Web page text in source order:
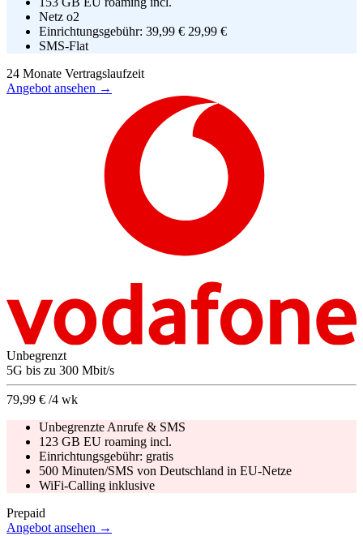
Netz o2
Einrichtungsgebühr: 39,99 € 29,99 €
SMS-Flat
24 Monate Vertragslaufzeit
Angebot ansehen →
Unbegrenzt
5G bis zu 300 Mbit/s
79,99 € /4 wk
Unbegrenzte Anrufe & SMS
123 GB EU roaming incl.
Einrichtungsgebühr: gratis
500 Minuten/SMS von Deutschland in EU-Netze
WiFi-Calling inklusive
Prepaid
Angebot ansehen →